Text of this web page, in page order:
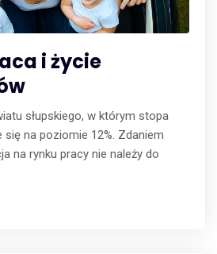
i życie
słupskiego, w którym stopa
się na poziomie 12%. Zdaniem
na rynku pracy nie należy do